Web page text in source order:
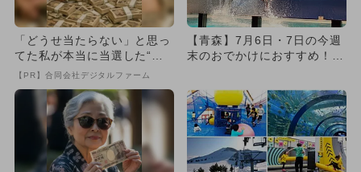
「どうせ当たらない」と思っ
てた私が本当に当選した“買
い方”がこれ
【PR】合同会社デジタルファーム
【青森】7月6日・7日の今週
末のおでかけにおすすめ！人